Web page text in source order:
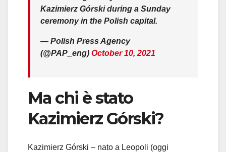
Kazimierz Górski during a Sunday
ceremony in the Polish capital.
— Polish Press Agency
(@PAP_eng) October 10, 2021
Ma chi è stato
Kazimierz Górski?
Kazimierz Górski – nato a Leopoli (oggi